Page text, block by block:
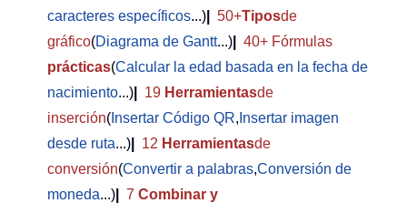
caracteres específicos...) 50+Tiposde
gráfico(Diagrama de Gantt...)
40+ Fórmulas
prácticas(Calcular la edad basada en la fecha de
nacimiento...) 19 Herramientasde
inserción( Insertar Código QR, Insertar imagen
desde ruta...) 12 Herramientasde
conversión(Convertir a palabras,Conversión de
moneda...) 7 Combinar y